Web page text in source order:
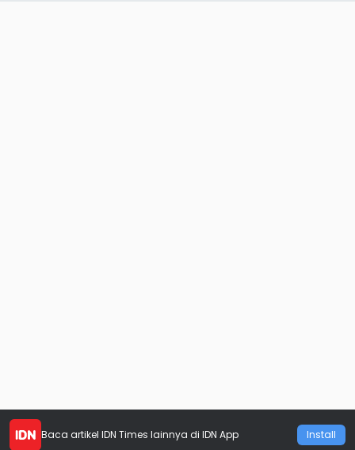
Baca artikel IDN Times lainnya di IDN App Install